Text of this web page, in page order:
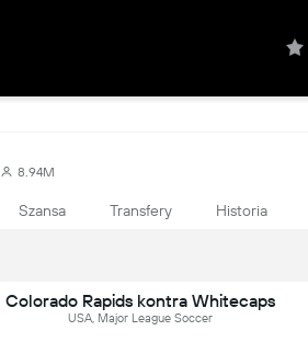
8.94M
Szansa Transfery Historia
Colorado Rapids kontra Whitecaps
USA, Major League Soccer